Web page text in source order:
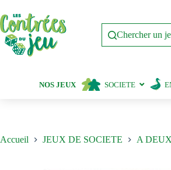
au
contenu
Chercher un
NOS JEUX SOCIETE
Accueil JEUX DE SOCIETE A